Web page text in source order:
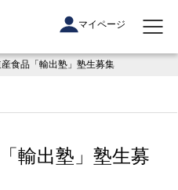
マイページ
食品「輸出塾」塾生募集
輸出塾」塾生募